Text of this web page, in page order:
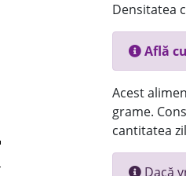
Densitatea
Află
Acest
grame.
cantitatea
Dacă